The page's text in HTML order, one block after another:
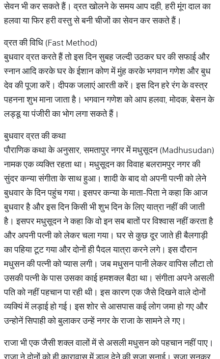
सेवन भी कर सकते हैं। व्रत खोलने के समय आप दही, हरी मूंग दाल का
हलवा या फिर हरी वस्तु से बनी चीजों का सेवन कर सकते हैं।
व्रत की विधि (Fast Method)
बुधवार व्रत करते हैं तो इस दिन सुबह जल्दी उठकर घर की सफाई और
स्नान आदि करके घर के ईशान कोण में मुंह करके भगवान गणेश और बुध
देव की पूजा करें। दीपक जलाएं आरती करें। इस दिन हरे रंग के वस्त्र
पहनना शुभ माना जाता है। भगवान गणेश को आप हलवा, मोदक, बेसन के
लड्डू या पंजीरी का भोग लगा सकते हैं।
बुधवार व्रत की कथा
पौराणिक कथा के अनुसार, समतापुर नगर में मधुसूदन (Madhusudan)
नामक एक व्यक्ति रहता था। मधुसूदन का विवाह बलरामपुर नगर की
सुंदर कन्या संगीता के साथ हुआ। शादी के बाद वो अपनी पत्नी को लेने
बुधवार के दिन पहुंच गया। इसपर कन्या के माता-पिता ने कहा कि आज
बुधवार है और इस दिन किसी भी शुभ दिन के लिए यात्रा नहीं की जाती
है। इसपर मधुसूदन ने कहा कि वो इन सब बातों पर विश्वास नहीं करता है
और अपनी पत्नी को लेकर चला गया। घर से कुछ दूर जाते ही बैलगाड़ी
का पहिया टूट गया और दोनों ही पैदल यात्रा करने लगे। इस दौरान
मधुसन की पत्नी को प्यास लगी। जब मधुसन पानी लेकर वापिस लौटा तो
उसकी पत्नी के पास उसका काई हमशक्ल बैठा था। संगीता अपने असली
पति को नहीं पहचान पा रही थी। इस कारण एक जैसे दिखने वाले दोनों
व्यक्यिं में लड़ाई हो गई। इस शोर से आसपास कई लोग जमा हो गए और
उन्होनें सिपाही को बुलाकर उन्हें नगर के राजा के सामने ले गए।
राजा भी एक जैसी शक्ल वालों में से असली मधुसन को पहचान नहीं पाए।